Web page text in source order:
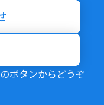
ボタンからどうぞ